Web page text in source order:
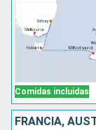
Comidas incluidas
FRANCIA,